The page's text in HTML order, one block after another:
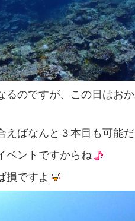
るのですが、この日はお
えばなんと３本目も可能
ベントですからね
損ですよ